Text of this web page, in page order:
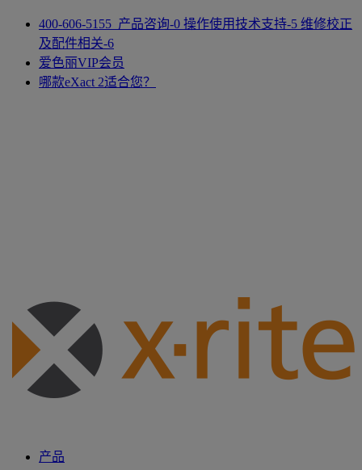
400-606-5155 产品咨询-0 操作使用技术支持-5 维修校正
及配件相关-6
爱色丽VIP会员
哪款eXact 2适合您？
产品